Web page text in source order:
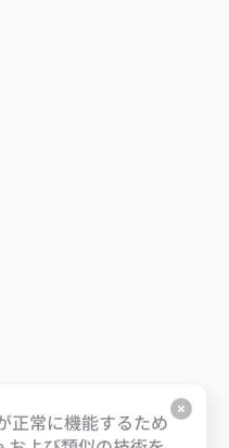
正常に機能するため